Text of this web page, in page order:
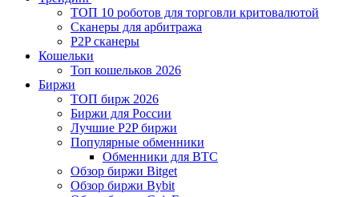
ТОП 10 роботов для торговли критовалютой
Сканеры для арбитража
P2P сканеры
Кошельки
Топ кошельков 2026
Биржи
ТОП бирж 2026
Биржи для России
Лучшие P2P биржи
Популярные обменники
Обменники для BTC
Обзор биржи Bitget
Обзор биржи Bybit